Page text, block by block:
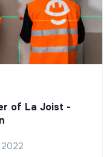
of La Joist -
2022